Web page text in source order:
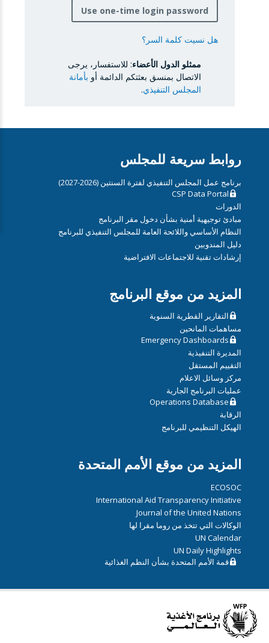
Use one-time login password
هل نسيت كلمة السر؟
ممثلو الدول الأعضاء: للاستفسار، يرجى
الاتصال بمنسق بعثتكم الدائمة أو بأمانة
المجلس التنفيذي.
روابط سريعة للمجلس
برنامج عمل المجلس التنفيذي لفترة السنتين (2026-2027)
CSP Data Portal
الدورات
مبادئ توجيهية أمنية بشأن دخول مقر البرنامج
النظام الأساسي واللائحة العامة للمجلس التنفيذي للبرنامج
دليل المندوبين
إرشادات تقنية للاجتماعات الافتراضية
المزيد من موقع البرنامج
التقارير القطرية السنوية
مساهمات المانحين
Emergency Dashboards
المديرة التنفيذية
التقييم المستقل
مركز وسائل الاعلام
عمليات البرنامج الجارية
Operations Database
الرقابة
الهيكل التنظيمي للبرنامج
المزيد من موقع الأمم المتحدة
ECOSOC
International Aid Transparency Initiative
Journal of the United Nations
الوكالات التي تتخذ من روما مقرا لها
UN Calendar
UN Daily Highlights
قمة الأمم المتحدة بشأن النظم الغذائية